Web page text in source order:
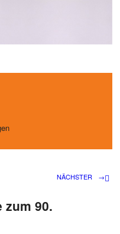
NÄCHSTER →
zum 90.